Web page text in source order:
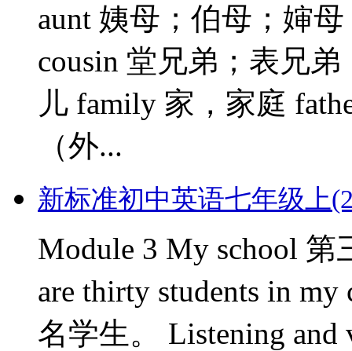
aunt 姨母；伯母；婶
cousin 堂兄弟；表兄
儿 family 家，家庭
（外...
新标准初中英语七年级上
Module 3 My school 第
are thirty students in
名学生。 Listening